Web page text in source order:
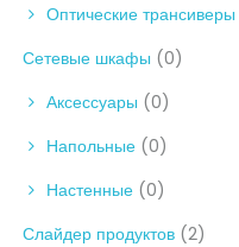
Оптические трансиверы
Сетевые шкафы (0)
Аксессуары (0)
Напольные (0)
Настенные (0)
Слайдер продуктов (2)